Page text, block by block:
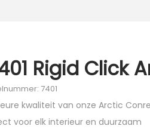
Rigid Click
7401
kwaliteit van onze Arctic
voor elk interieur en duurzaam